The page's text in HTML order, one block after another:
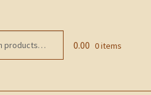
0.00 0 items